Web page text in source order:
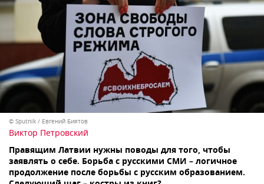
© Sputnik / Евгений Биятов
Виктор Петровский
Правящим Латвии нужны поводы для того, чтобы
заявлять о себе. Борьба с русскими СМИ – логичное
продолжение после борьбы с русским образованием.